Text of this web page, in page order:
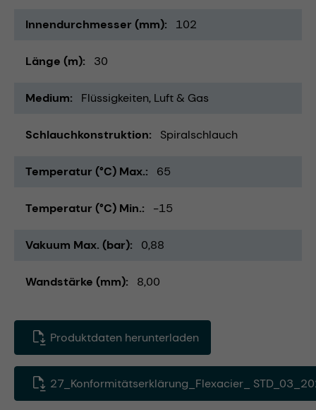
Innendurchmesser (mm) 102
Länge (m) 30
Medium Flüssigkeiten Luft & Gas
Schlauchkonstruktion Spiralschlauch
Temperatur (°C) Max. 65
Temperatur (°C) Min. -15
Vakuum Max. (bar) 0,88
Wandstärke (mm) 8,00
Produktdaten herunterladen
27_Konformitätserklärung_Flexacier_